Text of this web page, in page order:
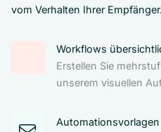
vom Verhalten Ihrer Empfänger.
Workflows
Erstellen Sie
unserem visuellen
Automationsvorlagen